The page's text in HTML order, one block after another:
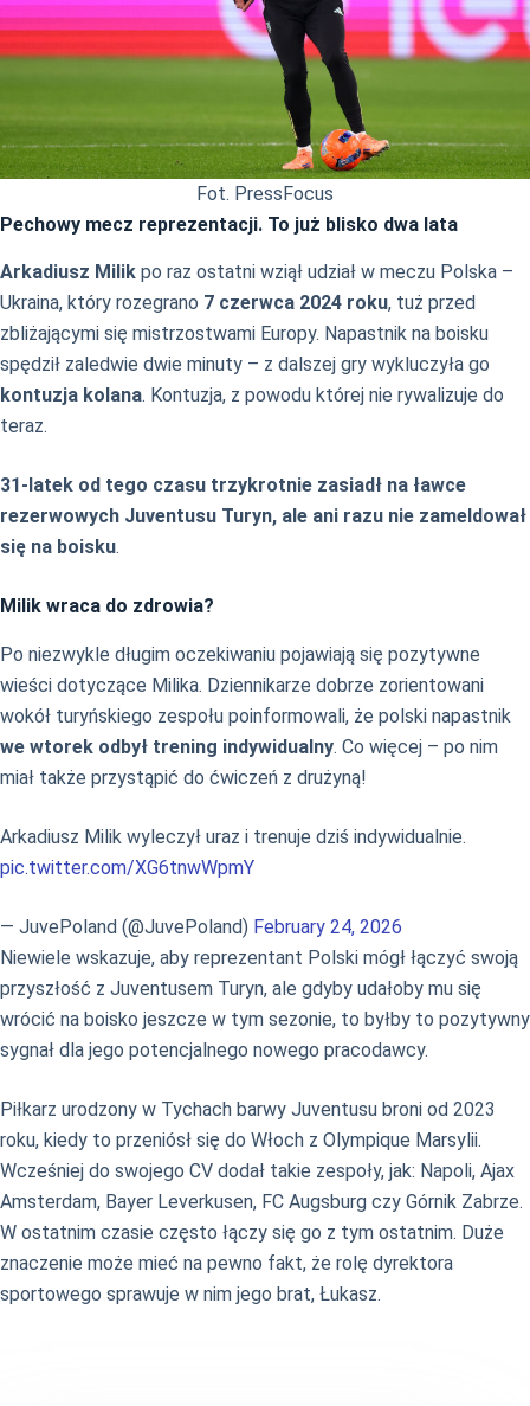
Fot. PressFocus
Pechowy mecz reprezentacji. To już blisko dwa lata
Arkadiusz Milik po raz ostatni wziął udział w meczu Polska –
Ukraina, który rozegrano 7 czerwca 2024 roku, tuż przed
zbliżającymi się mistrzostwami Europy. Napastnik na boisku
spędził zaledwie dwie minuty – z dalszej gry wykluczyła go
kontuzja kolana. Kontuzja, z powodu której nie rywalizuje do
teraz.
31-latek od tego czasu trzykrotnie zasiadł na ławce
rezerwowych Juventusu Turyn, ale ani razu nie zameldował
się na boisku.
Milik wraca do zdrowia?
Po niezwykle długim oczekiwaniu pojawiają się pozytywne
wieści dotyczące Milika. Dziennikarze dobrze zorientowani
wokół turyńskiego zespołu poinformowali, że polski napastnik
we wtorek odbył trening indywidualny. Co więcej – po nim
miał także przystąpić do ćwiczeń z drużyną!
Arkadiusz Milik wyleczył uraz i trenuje dziś indywidualnie.
pic.twitter.com/XG6tnwWpmY
— JuvePoland (@JuvePoland) February 24, 2026
Niewiele wskazuje, aby reprezentant Polski mógł łączyć swoją
przyszłość z Juventusem Turyn, ale gdyby udałoby mu się
wrócić na boisko jeszcze w tym sezonie, to byłby to pozytywny
sygnał dla jego potencjalnego nowego pracodawcy.
Piłkarz urodzony w Tychach barwy Juventusu broni od 2023
roku, kiedy to przeniósł się do Włoch z Olympique Marsylii.
Wcześniej do swojego CV dodał takie zespoły, jak: Napoli, Ajax
Amsterdam, Bayer Leverkusen, FC Augsburg czy Górnik Zabrze.
W ostatnim czasie często łączy się go z tym ostatnim. Duże
znaczenie może mieć na pewno fakt, że rolę dyrektora
sportowego sprawuje w nim jego brat, Łukasz.